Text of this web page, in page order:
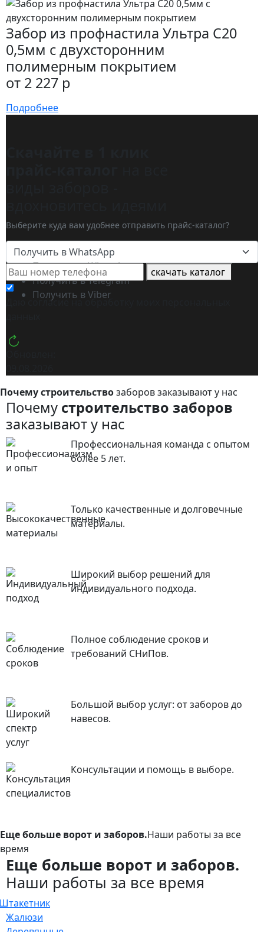
Забор из профнастила Ультра С20
0,5мм с двухсторонним
полимерным покрытием
от 2 227 р
Подробнее
Выберите куда вам удобнее отправить прайс-каталог?
Получить в WhatsApp
Получить в WhatsApp
Получить в Telegram
Получить в Viber
скачать каталог
Даю согласие на обработку моих
Почему строительствозаборов заказывают у нас
Почему строительство заборов
заказывают у нас
Профессиональная команда с опытом
более 5 лет.
Только качественные и долговечные
материалы.
Широкий выбор решений для
индивидуального подхода.
Полное соблюдение сроков и
требований СНиПов.
Большой выбор услуг: от заборов до
навесов.
Консультации и помощь в выборе.
Еще больше ворот и заборов.Наши работы за все
время
Еще больше ворот и заборов.
Наши работы за все время
Жалюзи